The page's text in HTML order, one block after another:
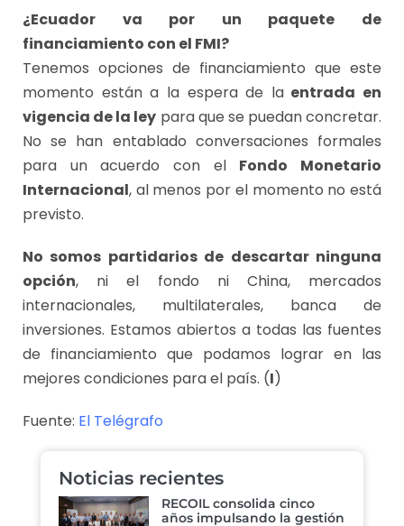
¿Ecuador va por un paquete de
financiamiento con el FMI?
Tenemos opciones de financiamiento que este
momento están a la espera de laentrada en
vigencia de la ley para que se puedan concretar.
No se han entablado conversaciones formales
para un acuerdo con el Fondo Monetario
Internacional, al menos por el momento no está
previsto.
No somos partidarios de descartar ninguna
opción, ni el fondo ni China, mercados
internacionales, multilaterales, banca de
inversiones. Estamos abiertos a todas las fuentes
de financiamiento que podamos lograr en las
mejores condiciones para el país. (I)
Fuente: El Telégrafo
Noticias recientes
RECOIL consolida cinco
años impulsando la gestión